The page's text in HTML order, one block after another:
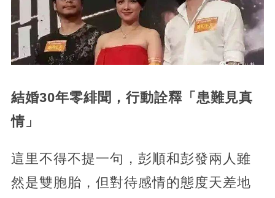
結婚30年零緋聞，行動詮釋「患難見真
情」
這里不得不提一句，彭順和彭發兩人雖
然是雙胞胎，但對待感情的態度天差地